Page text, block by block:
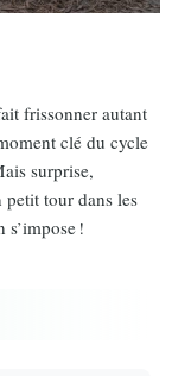
frissonner autant
clé du cycle
surprise,
tour dans les
!